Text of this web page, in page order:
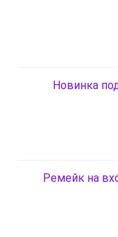
Новинка
Ремейк на